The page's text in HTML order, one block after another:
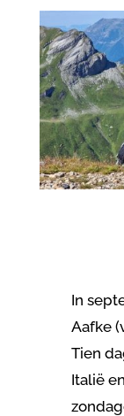
In
Aafke
Tien
Italië